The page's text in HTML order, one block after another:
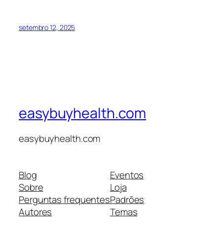
setembro 12, 2025
easybuyhealth.com
easybuyhealth.com
Blog
Sobre
Perguntas frequentes
Autores
Eventos
Loja
Padrões
Temas